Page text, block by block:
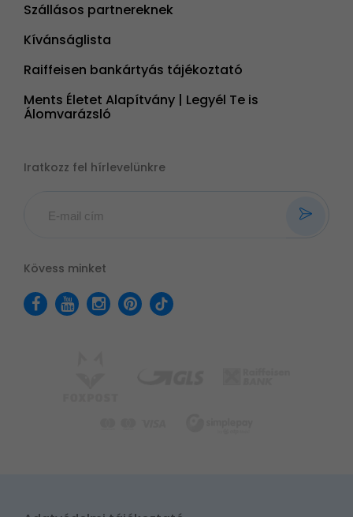
Szállásos partnereknek
Kívánságlista
Raiffeisen bankártyás tájékoztató
Ments Életet Alapítvány | Legyél Te is
Álomvarázsló
Iratkozz fel hírlevelünkre
Kövess minket